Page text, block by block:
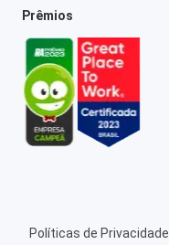
Prêmios
Políticas de Privacidade